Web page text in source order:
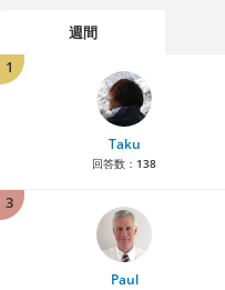
週間
1
Taku
回答数： 138
3
Paul